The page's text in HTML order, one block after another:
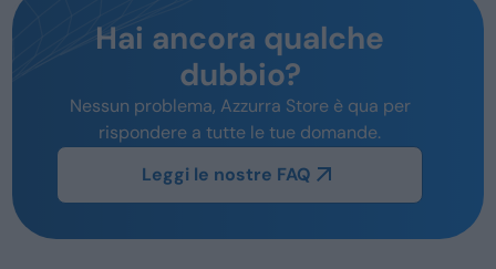
Hai ancora qualche
dubbio?
Nessun problema, Azzurra Store è qua per
rispondere a tutte le tue domande.
Leggi le nostre FAQ